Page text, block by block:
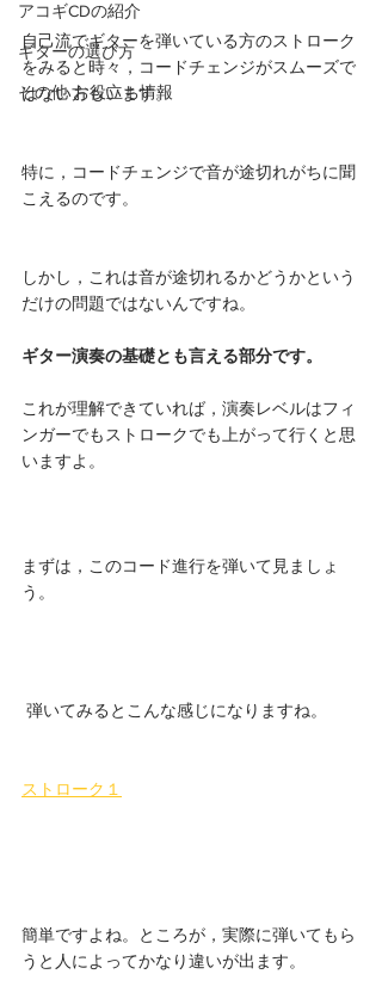
アコギCDの紹介
ギターの選び方
その他 お役立ち情報
自己流でギターを弾いている方のストローク
をみると時々，コードチェンジがスムーズで
はない方もいます。
特に，コードチェンジで音が途切れがちに聞
こえるのです。
しかし，これは音が途切れるかどうかという
だけの問題ではないんですね。
ギター演奏の基礎とも言える部分です。
これが理解できていれば，演奏レベルはフィ
ンガーでもストロークでも上がって行くと思
いますよ。
まずは，このコード進行を弾いて見ましょ
う。
弾いてみるとこんな感じになりますね。
ストローク１
簡単ですよね。ところが，実際に弾いてもら
うと人によってかなり違いが出ます。